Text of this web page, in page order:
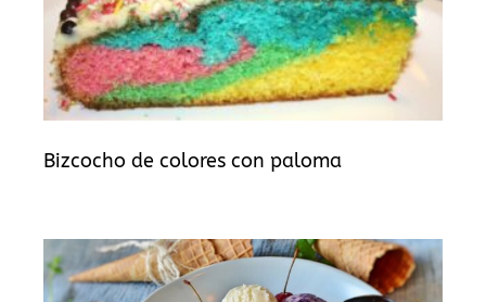
Bizcocho de colores con paloma